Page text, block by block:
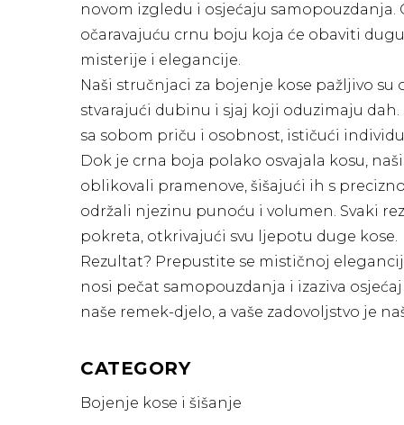
novom izgledu i osjećaju samopouzdanja.
očaravajuću crnu boju koja će obaviti
misterije i elegancije.
Naši stručnjaci za bojenje kose pažljivo su
stvarajući dubinu i sjaj koji oduzimaju dah.
sa sobom priču i osobnost, ističući
Dok je crna boja polako osvajala kosu,
oblikovali pramenove, šišajući ih s
održali njezinu punoću i volumen. Svaki
pokreta, otkrivajući svu ljepotu duge kose.
Rezultat? Prepustite se mističnoj
nosi pečat samopouzdanja i izaziva
naše remek-djelo, a vaše zadovoljstvo je
CATEGORY
Bojenje kose i šišanje